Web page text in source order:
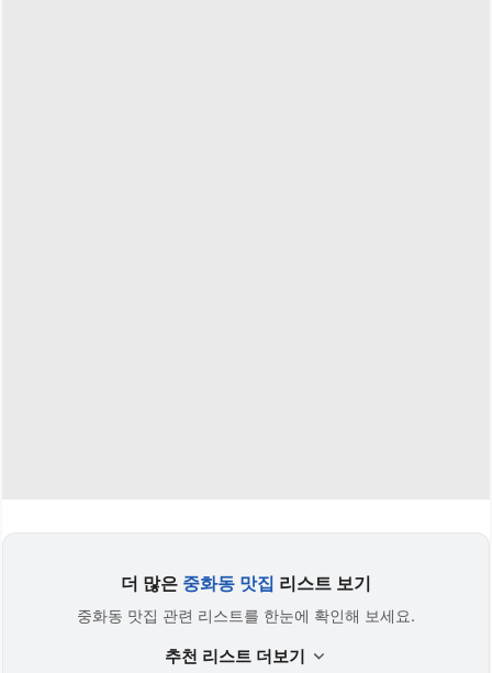
더 많은 중화동 맛집 리스트 보기
중화동 맛집 관련 리스트를 한눈에 확인해 보세요.
추천 리스트 더보기